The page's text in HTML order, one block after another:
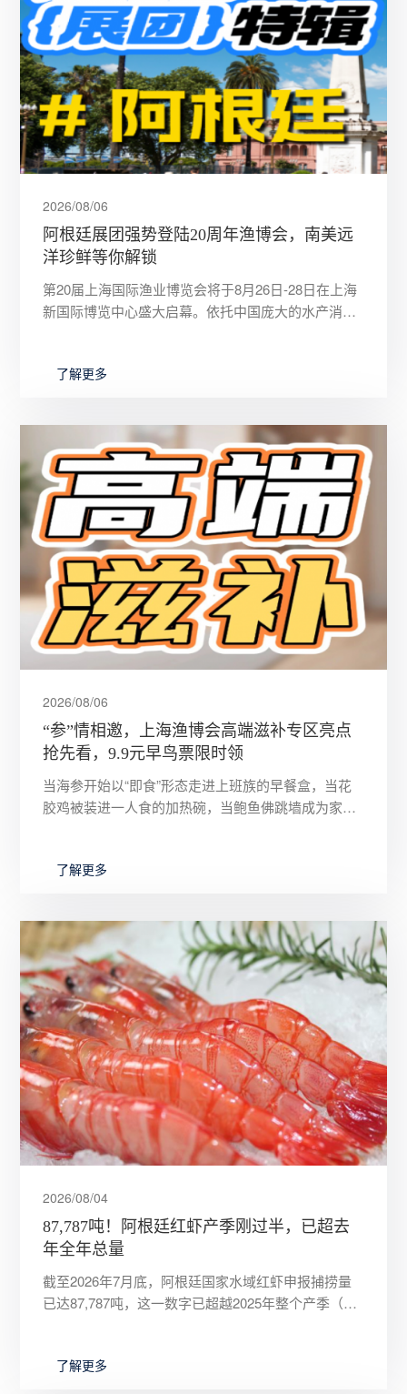
2026/08/06
阿根廷展团强势登陆20周年渔博会，南美远
洋珍鲜等你解锁
第20届上海国际渔业博览会将于8月26日-28日在上海
新国际博览中心盛大启幕。依托中国庞大的水产消费
了解更多
2026/08/06
“参”情相邀，上海渔博会高端滋补专区亮点
抢先看，9.9元早鸟票限时领
当海参开始以“即食”形态走进上班族的早餐盒，当花
胶鸡被装进一人食的加热碗，当鲍鱼佛跳墙成为家庭
了解更多
2026/08/04
87,787吨！阿根廷红虾产季刚过半，已超去
年全年总量
截至2026年7月底，阿根廷国家水域红虾申报捕捞量
已达87,787吨，这一数字已超越2025年整个产季（4
了解更多